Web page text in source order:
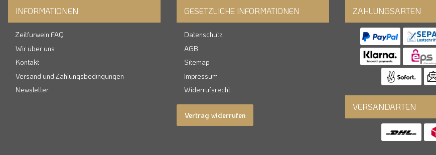
INFORMATIONEN
Zeitfurwein FAQ
Wir über uns
Kontakt
Versand und Zahlungsbedingungen
Newsletter
GESETZLICHE INFORMATIONEN
Datenschutz
AGB
Sitemap
Impressum
Widerrufsrecht
Vertrag widerrufen
ZAHLUNGSARTEN
VERSANDARTEN